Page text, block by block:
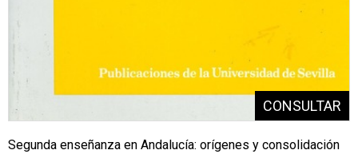
Segunda enseñanza en Andalucía: orígenes y consolidación